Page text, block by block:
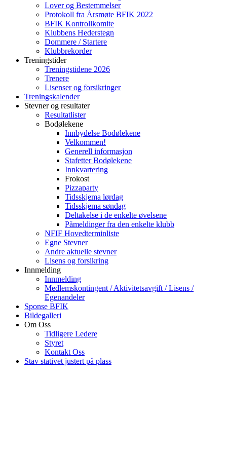
Lover og Bestemmelser
Protokoll fra Årsmøte BFIK 2022
BFIK Kontrollkomite
Klubbens Hederstegn
Dommere / Startere
Klubbrekorder
Treningstider
Treningstidene 2026
Trenere
Lisenser og forsikringer
Treningskalender
Stevner og resultater
Resultatlister
Bodølekene
Innbydelse Bodølekene
Velkommen!
Generell informasjon
Stafetter Bodølekene
Innkvartering
Frokost
Pizzaparty
Tidsskjema lørdag
Tidsskjema søndag
Deltakelse i de enkelte øvelsene
Påmeldinger fra den enkelte klubb
NFIF Hovedterminliste
Egne Stevner
Andre aktuelle stevner
Lisens og forsikring
Innmelding
Innmelding
Medlemskontingent / Aktivitetsavgift / Lisens /
Egenandeler
Sponse BFIK
Bildegalleri
Om Oss
Tidligere Ledere
Styret
Kontakt Oss
Stav stativet justert på plass